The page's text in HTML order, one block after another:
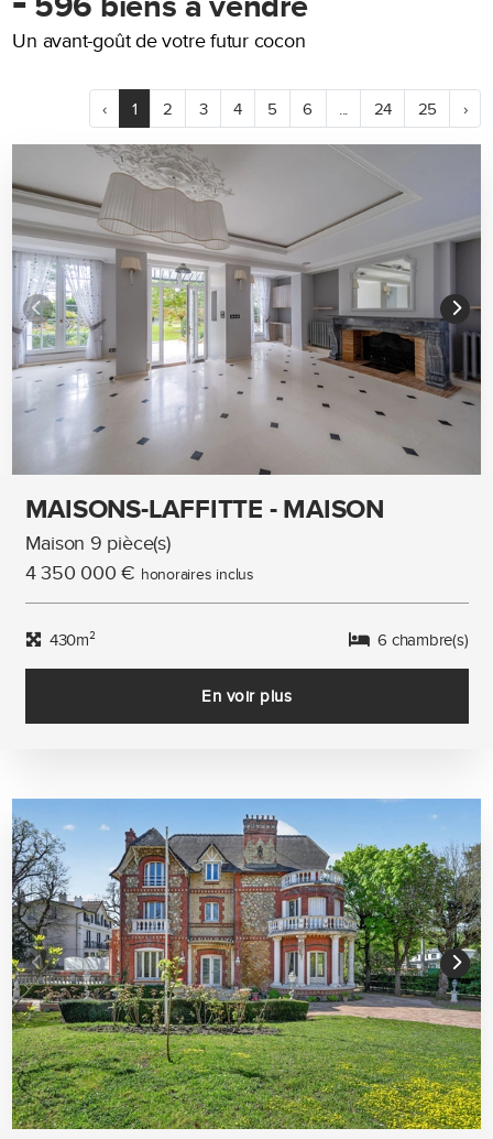
Un avant-goût de votre futur cocon
‹ 1 2 3 4 5 6 ... 24 25 ›
MAISONS-LAFFITTE - MAISON
Maison 9 pièce(s)
4 350 000 € honoraires inclus
430m² 6 chambre(s)
En voir plus